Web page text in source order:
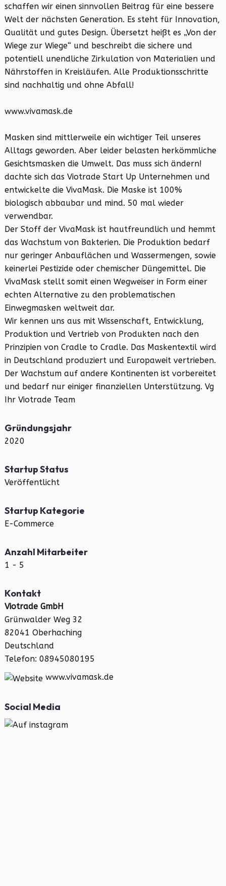
schaffen wir einen sinnvollen Beitrag für eine bessere
Welt der nächsten Generation. Es steht für Innovation,
Qualität und gutes Design. Übersetzt heißt es „Von der
Wiege zur Wiege“ und beschreibt die sichere und
potentiell unendliche Zirkulation von Materialien und
Nährstoffen in Kreisläufen. Alle Produktionsschritte
sind nachhaltig und ohne Abfall!
www.vivamask.de
Masken sind mittlerweile ein wichtiger Teil unseres
Alltags geworden. Aber leider belasten herkömmliche
Gesichtsmasken die Umwelt. Das muss sich ändern!
dachte sich das Viotrade Start Up Unternehmen und
entwickelte die VivaMask. Die Maske ist 100%
biologisch abbaubar und mind. 50 mal wieder
verwendbar.
Der Stoff der VivaMask ist hautfreundlich und hemmt
das Wachstum von Bakterien. Die Produktion bedarf
nur geringer Anbauflächen und Wassermengen, sowie
keinerlei Pestizide oder chemischer Düngemittel. Die
VivaMask stellt somit einen Wegweiser in Form einer
echten Alternative zu den problematischen
Einwegmasken weltweit dar.
Wir kennen uns aus mit Wissenschaft, Entwicklung,
Produktion und Vertrieb von Produkten nach den
Prinzipien von Cradle to Cradle. Das Maskentextil wird
in Deutschland produziert und Europaweit vertrieben.
Der Wachstum auf andere Kontinenten ist vorbereitet
und bedarf nur einiger finanziellen Unterstützung. Vg
Ihr Viotrade Team
Gründungsjahr
2020
Startup Status
Veröffentlicht
Startup Kategorie
E-Commerce
Anzahl Mitarbeiter
1 - 5
Kontakt
Viotrade GmbH
Grünwalder Weg 32
82041 Oberhaching
Deutschland
Telefon: 08945080195
www.vivamask.de
Social Media